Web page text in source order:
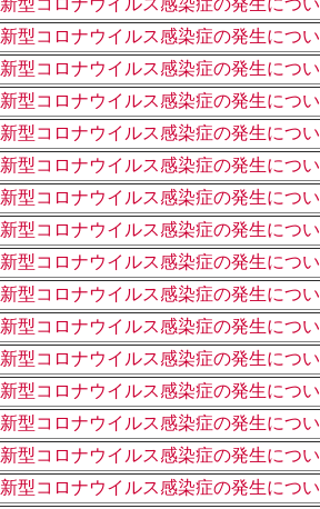
新型コロナウイルス感染症の発生につ
新型コロナウイルス感染症の発生につ
新型コロナウイルス感染症の発生につ
新型コロナウイルス感染症の発生につ
新型コロナウイルス感染症の発生につ
新型コロナウイルス感染症の発生につ
新型コロナウイルス感染症の発生につ
新型コロナウイルス感染症の発生につ
新型コロナウイルス感染症の発生につ
新型コロナウイルス感染症の発生につ
新型コロナウイルス感染症の発生につ
新型コロナウイルス感染症の発生につ
新型コロナウイルス感染症の発生につ
新型コロナウイルス感染症の発生につ
新型コロナウイルス感染症の発生につ
新型コロナウイルス感染症の発生につ